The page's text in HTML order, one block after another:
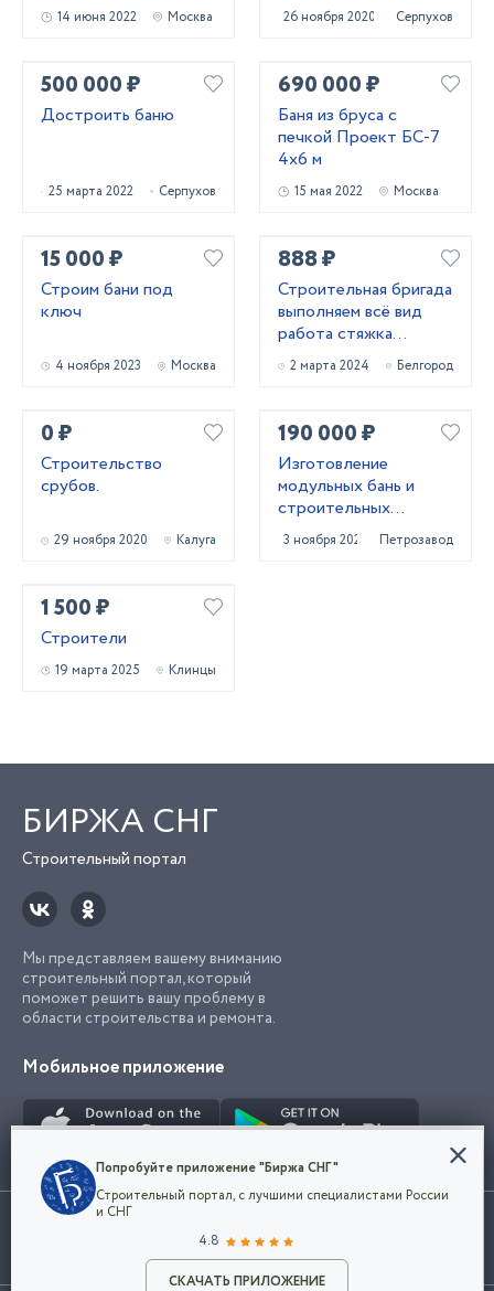
Разместить объявление
14 июня 2022 Москва 26 ноября 2020 Серпухов
500 000 ₽
Достроить баню
25 марта 2022 Серпухов
690 000 ₽
Баня из бруса с
печкой Проект БС-7
4х6 м
15 мая 2022 Москва
15 000 ₽
Строим бани под
ключ
4 ноября 2023 Москва
888 ₽
Строительная бригада
выполняем всё вид
работа стяжка
короед фасад
штукатурк
2 марта 2024 Белгород
0 ₽
Строительство
срубов.
29 ноября 2020 Калуга
190 000 ₽
Изготовление
модульных бань и
строительных
бытовое
3 ноября 2023 Петрозаводск
1 500 ₽
Строители
19 марта 2025 Клинцы
БИРЖА СНГ
Строительный портал
Мы представляем вашему вниманию
строительный портал, который
поможет решить вашу проблему в
области строительства и ремонта.
Мобильное приложение
Использование сайта, в том числе подача объявлений, означает
марки представленные на сайте являются собственностью их
Конфиденциальность
Мы используем файлы cookie, чтобы сделать
наш сайт удобным для каждого
Политикой конфиденциальности компании
и принимаете условия использования cookie.
Попробуйте приложение "Биржа СНГ"
Строительный портал, с лучшими специалистами России
и СНГ
4.8
СКАЧАТЬ ПРИЛОЖЕНИЕ